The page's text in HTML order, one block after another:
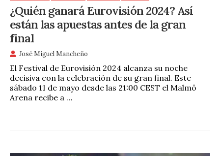
¿Quién ganará Eurovisión 2024? Así
están las apuestas antes de la gran
final
José Miguel Mancheño
El Festival de Eurovisión 2024 alcanza su noche
decisiva con la celebración de su gran final. Este
sábado 11 de mayo desde las 21:00 CEST el Malmö
Arena recibe a …